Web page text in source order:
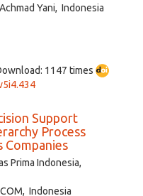
Yani, Indonesia
1147 times
Support
Process
Companies
Prima Indonesia,
Indonesia